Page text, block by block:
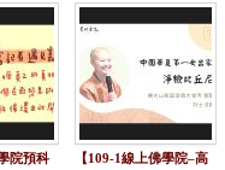
院預科
【109-1線上佛學院–高